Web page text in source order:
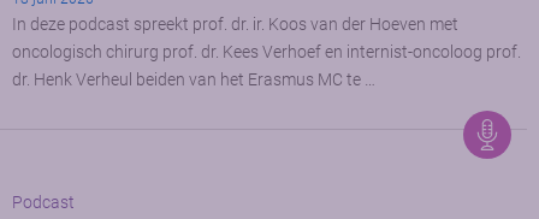
In deze podcast spreekt prof. dr. ir. Koos van der Hoeven met
oncologisch chirurg prof. dr. Kees Verhoef en internist-oncoloog prof.
dr. Henk Verheul beiden van het Erasmus MC te …
Podcast